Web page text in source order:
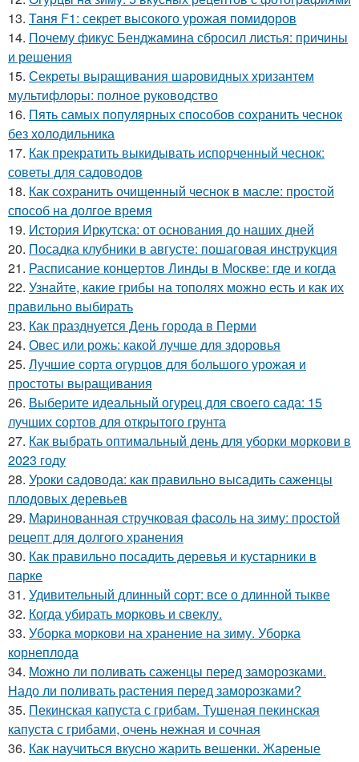
13. Таня F1: секрет высокого урожая помидоров
14. Почему фикус Бенджамина сбросил листья: причины
и решения
15. Секреты выращивания шаровидных хризантем
мультифлоры: полное руководство
16. Пять самых популярных способов сохранить чеснок
без холодильника
17. Как прекратить выкидывать испорченный чеснок:
советы для садоводов
18. Как сохранить очищенный чеснок в масле: простой
способ на долгое время
19. История Иркутска: от основания до наших дней
20. Посадка клубники в августе: пошаговая инструкция
21. Расписание концертов Линды в Москве: где и когда
22. Узнайте, какие грибы на тополях можно есть и как их
правильно выбирать
23. Как празднуется День города в Перми
24. Овес или рожь: какой лучше для здоровья
25. Лучшие сорта огурцов для большого урожая и
простоты выращивания
26. Выберите идеальный огурец для своего сада: 15
лучших сортов для открытого грунта
27. Как выбрать оптимальный день для уборки моркови в
2023 году
28. Уроки садовода: как правильно высадить саженцы
плодовых деревьев
29. Маринованная стручковая фасоль на зиму: простой
рецепт для долгого хранения
30. Как правильно посадить деревья и кустарники в
парке
31. Удивительный длинный сорт: все о длинной тыкве
32. Когда убирать морковь и свеклу.
33. Уборка моркови на хранение на зиму. Уборка
корнеплода
34. Можно ли поливать саженцы перед заморозками.
Надо ли поливать растения перед заморозками?
35. Пекинская капуста с грибам. Тушеная пекинская
капуста с грибами, очень нежная и сочная
36. Как научиться вкусно жарить вешенки. Жареные